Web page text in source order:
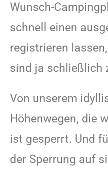
Wunsch-
schnell einen
registrieren
sind ja schließlich
Von unserem
Höhenwegen, die
ist gesperrt. Und
der Sperrung auf